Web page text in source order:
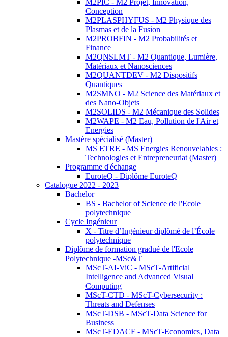
M2PIC - M2 Projet, Innovation,
Conception
M2PLASPHYFUS - M2 Physique des
Plasmas et de la Fusion
M2PROBFIN - M2 Probabilités et
Finance
M2QNSLMT - M2 Quantique, Lumière,
Matériaux et Nanosciences
M2QUANTDEV - M2 Dispositifs
Quantiques
M2SMNO - M2 Science des Matériaux et
des Nano-Objets
M2SOLIDS - M2 Mécanique des Solides
M2WAPE - M2 Eau, Pollution de l'Air et
Energies
Mastère spécialisé (Master)
MS ETRE - MS Energies Renouvelables :
Technologies et Entrepreneuriat (Master)
Programme d'échange
EuroteQ - Diplôme EuroteQ
Catalogue 2022 - 2023
Bachelor
BS - Bachelor of Science de l'Ecole
polytechnique
Cycle Ingénieur
X - Titre d’Ingénieur diplômé de l’École
polytechnique
Diplôme de formation gradué de l'Ecole
Polytechnique -MSc&T
MScT-AI-ViC - MScT-Artificial
Intelligence and Advanced Visual
Computing
MScT-CTD - MScT-Cybersecurity :
Threats and Defenses
MScT-DSB - MScT-Data Science for
Business
MScT-EDACF - MScT-Economics, Data